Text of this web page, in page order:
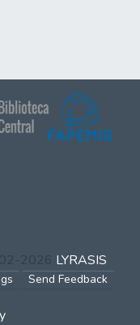
2026 LYRASIS
Send Feedback